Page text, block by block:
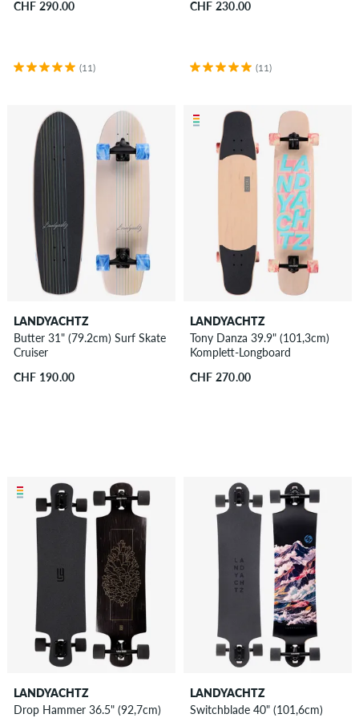
CHF 290.00
(11)
CHF 230.00
(11)
LANDYACHTZ
Butter 31" (79.2cm) Surf Skate
Cruiser
CHF 190.00
LANDYACHTZ
Tony Danza 39.9" (101,3cm)
Komplett-Longboard
CHF 270.00
LANDYACHTZ
Drop Hammer 36.5" (92,7cm)
LANDYACHTZ
Switchblade 40" (101,6cm)